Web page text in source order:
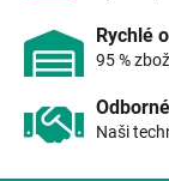
Rychlé
95 %
Naši